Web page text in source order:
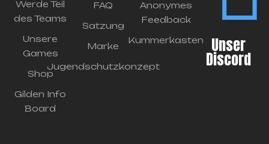
Werde Teil
des Teams
Unsere
Games
Shop
Gilden Info
Board
FAQ
Satzung
Marke
Jugendschutzkonzept
Anonymes
Feedback
Kummerkasten
Unser
Discord